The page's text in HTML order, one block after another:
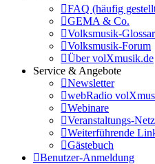
FAQ (häufig
GEMA & Co.
Volksmusik-Glossar
Volksmusik-Forum
Über volXmusik.de
Service & Angebote
Newsletter
webRadio
Webinare
Veranstaltungs-
Weiterführende
Gästebuch
Benutzer-Anmeldung